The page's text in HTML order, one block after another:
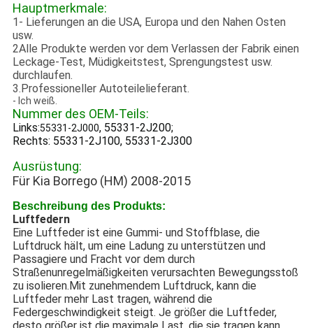
Hauptmerkmale:
1- Lieferungen an die USA, Europa und den Nahen Osten
usw.
2Alle Produkte werden vor dem Verlassen der Fabrik einen
Leckage-Test, Müdigkeitstest, Sprengungstest usw.
durchlaufen.
3.Professioneller Autoteilelieferant.
- Ich weiß.
Nummer des OEM-Teils:
Links:55331-2J000, 55331-2J200;
Rechts: 55331-2J100, 55331-2J300
Ausrüstung:
Für Kia Borrego (HM) 2008-2015
Beschreibung des Produkts:
Luftfedern
Eine Luftfeder ist eine Gummi- und Stoffblase, die
Luftdruck hält, um eine Ladung zu unterstützen und
Passagiere und Fracht vor dem durch
Straßenunregelmäßigkeiten verursachten Bewegungsstoß
zu isolieren.Mit zunehmendem Luftdruck, kann die
Luftfeder mehr Last tragen, während die
Federgeschwindigkeit steigt. Je größer die Luftfeder,